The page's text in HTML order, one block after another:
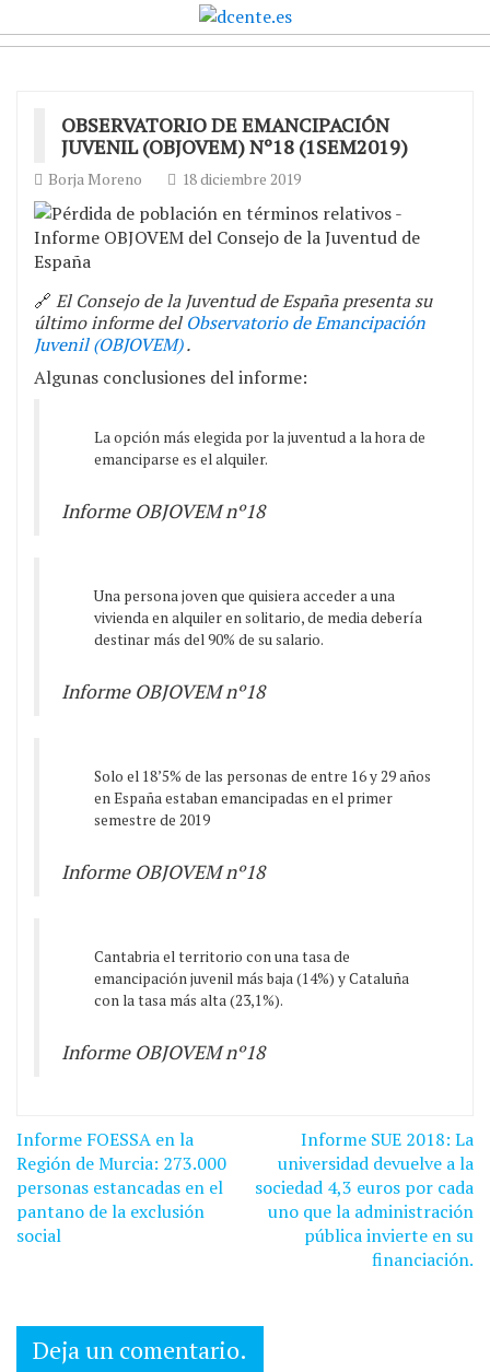
OBSERVATORIO DE EMANCIPACIÓN
JUVENIL (OBJOVEM) Nº18 (1SEM2019)
Borja Moreno 18 diciembre 2019
🔗 El Consejo de la Juventud de España presenta su
último informe del Observatorio de Emancipación
Juvenil (OBJOVEM).
Algunas conclusiones del informe:
La opción más elegida por la juventud a la hora de
emanciparse es el alquiler.
Informe OBJOVEM nº18
Una persona joven que quisiera acceder a una
vivienda en alquiler en solitario, de media debería
destinar más del 90% de su salario.
Informe OBJOVEM nº18
Solo el 18’5% de las personas de entre 16 y 29 años
en España estaban emancipadas en el primer
semestre de 2019
Informe OBJOVEM nº18
Cantabria el territorio con una tasa de
emancipación juvenil más baja (14%) y Cataluña
con la tasa más alta (23,1%).
Informe OBJOVEM nº18
Navegación
de
entradas
Informe FOESSA en la
Región de Murcia: 273.000
personas estancadas en el
pantano de la exclusión
social
Informe SUE 2018: La
universidad devuelve a la
sociedad 4,3 euros por cada
uno que la administración
pública invierte en su
financiación.
Deja un comentario.